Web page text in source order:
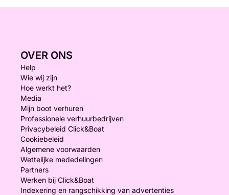
OVER ONS
Help
Wie wij zijn
Hoe werkt het?
Media
Mijn boot verhuren
Professionele verhuurbedrijven
Privacybeleid Click&Boat
Cookiebeleid
Algemene voorwaarden
Wettelijke mededelingen
Partners
Werken bij Click&Boat
Indexering en rangschikking van advertenties